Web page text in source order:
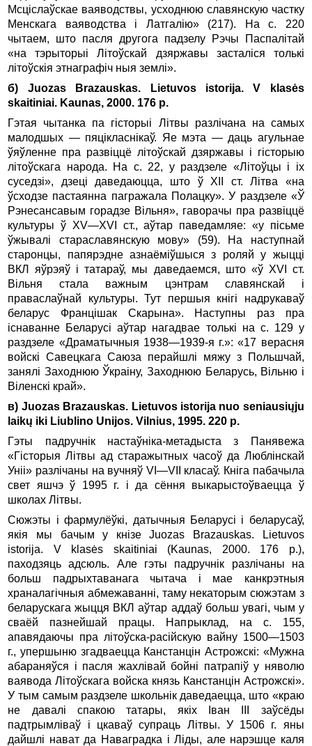
Мсціслаўскае ваяводствы, усходнюю славянскую частку
Менскага ваяводства і Латгалію» (217). На с. 220
чытаем, што пасля другога падзелу Рэчы Паспалітай
«на тэрыторыі Літоўскай дзяржавы засталіся толькі
літоўскія этнаграфіч ныя землі».
б) Juozas Brazauskas. Lietuvos istorija. V klasės
skaitiniai. Kaunas, 2000. 176 p.
Гэтая чытанка па гісторыі Літвы разлічана на самых
малодшых — пяцікласнікаў. Яе мэта — даць агульнае
ўяўленне пра развіццё літоўскай дзяржавы і гісторыю
літоўскага народа. На с. 22, у раздзеле «Літоўцы і іх
суседзі», дзеці даведаюцца, што ў XII ст. Літва «на
ўсходзе пастаянна пагражала Полацку». У раздзеле «Ў
Рэнесансавым горадзе Вільня», гаворачы пра развіццё
культуры ў XV—XVI ст., аўтар паведамляе: «у пісьме
ўжывалі стараславянскую мову» (59). На наступнай
старонцы, папярэдне азнаёміўшыся з роляй у жыцці
ВКЛ яўрэяў і татараў, мы даведаемся, што «ў XVI ст.
Вільня стала важным цэнтрам славянскай і
праваслаўнай культуры. Тут першыя кнігі надрукаваў
беларус Францішак Скарына». Наступны раз пра
існаванне Беларусі аўтар нагадвае толькі на с. 129 у
раздзеле «Драматычныя 1938—1939-я г.»: «17 верасня
войскі Савецкага Саюза перайшлі мяжу з Польшчай,
занялі Заходнюю Ўкраіну, Заходнюю Беларусь, Вільню і
Віленскі край».
в) Juozas Brazauskas. Lietuvos istorija nuo seniausiųju
laikų iki Liublino Unijos. Vilnius, 1995. 220 p.
Гэты падручнік настаўніка-метадыста з Панявежа
«Гісторыя Літвы ад старажытных часоў да Люблінскай
Уніі» разлічаны на вучняў VI—VII класаў. Кніга пабачыла
свет яшчэ ў 1995 г. і да сёння выкарыстоўваецца ў
школах Літвы.
Сюжэты і фармулёўкі, датычныя Беларусі і беларусаў,
якія мы бачым у кнізе Juozas Brazauskas. Lietuvos
istorija. V klasės skaitiniai (Kaunas, 2000. 176 p.),
паходзяць адсюль. Але гэты падручнік разлічаны на
больш падрыхтаванага чытача і мае канкрэтныя
храналагічныя абмежаванні, таму некаторым сюжэтам з
беларускага жыцця ВКЛ аўтар аддаў больш увагі, чым у
сваёй пазнейшай працы. Напрыклад, на с. 155,
апавядаючы пра літоўска-расійскую вайну 1500—1503
г., упершыню згадваецца Канстанцін Астрожскі: «Мужна
абараняўся і пасля жахлівай бойні патрапіў у няволю
ваявода Літоўскага войска князь Канстанцін Астрожскі».
У тым самым раздзеле школьнік даведаецца, што «краю
не давалі спакою татары, якіх Іван III заўсёды
падтрымліваў і цкаваў супраць Літвы. У 1506 г. яны
дайшлі нават да Наваградка і Ліды, але нарэшце каля